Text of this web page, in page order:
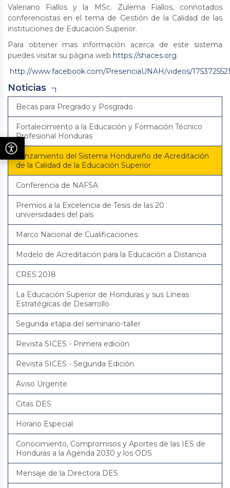
Valeriano Fiallos y la MSc. Zulema Fiallos, connotados
conferencistas en el tema de Gestión de la Calidad de las
instituciones de Educación Superior.
Para obtener mas información acerca de este sistema
puedes visitar su página web https://shaces.org.
http://www.facebook.com/PresenciaUNAH/videos/
Noticias
Becas para Pregrado y Posgrado
Fortalecimiento a la Educación y Formación Técnico
Profesional Honduras
Lanzamiento del Sistema Hondureño de Acreditación
de la Calidad de la Educación Superior
Conferencia de NAFSA
Premios a la Excelencia de Tesis de las 20
universidades del país
Marco Nacional de Cualificaciones
Modelo de Acreditación para la Educación a Distancia
CRES 2018
La Educación Superior de Honduras y sus Líneas
Estratégicas de Desarrollo
Segunda etapa del seminario-taller
Revista SICES - Primera edición
Revista SICES - Segunda Edición
Aviso Urgente
Citas DES
Horario Especial
Conocimiento, Compromisos y Aportes de las IES de
Honduras a la Agenda 2030 y los ODS
Mensaje de la Directora DES